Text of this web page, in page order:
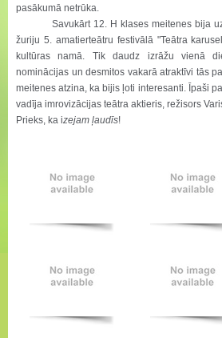
pasākumā netrūka.
Savukārt 12. H klases meitenes bija
žuriju 5. amatierteātru festivālā "Teātra
kultūras namā. Tik daudz izrāžu vienā
nominācijas un desmitos vakarā atraktīvi tās
meitenes atzina, ka bijis ļoti interesanti. Īpaši
vadīja imrovizācijas teātra aktieris, režisors
Prieks, ka izejam ļaudīs!